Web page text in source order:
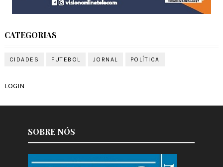
CATEGORIAS
CIDADES FUTEBOL JORNAL POLÍTICA
LOGIN
SOBRE NÓS